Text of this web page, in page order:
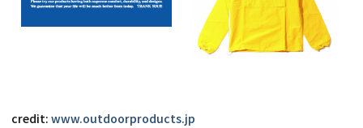
credit: www.outdoorproducts.jp